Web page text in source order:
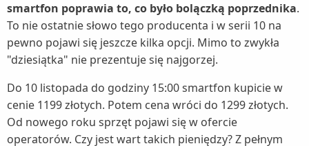
smartfon poprawia to, co było bolączką poprzednika.
To nie ostatnie słowo tego producenta i w serii 10 na
pewno pojawi się jeszcze kilka opcji. Mimo to zwykła
"dziesiątka" nie prezentuje się najgorzej.
Do 10 listopada do godziny 15:00 smartfon kupicie w
cenie 1199 złotych. Potem cena wróci do 1299 złotych.
Od nowego roku sprzęt pojawi się w ofercie
operatorów. Czy jest wart takich pieniędzy? Z pełnym